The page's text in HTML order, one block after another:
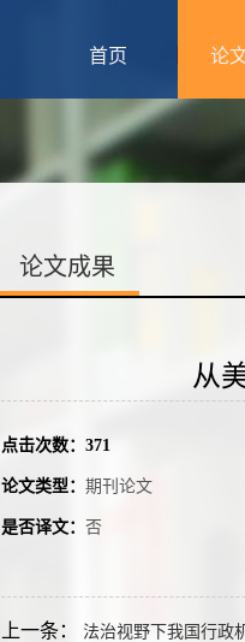
首页 论
论文成果
从
点击次数： 371
论文类型： 期刊论文
是否译文： 否
上一条： 法治视野下我国行政